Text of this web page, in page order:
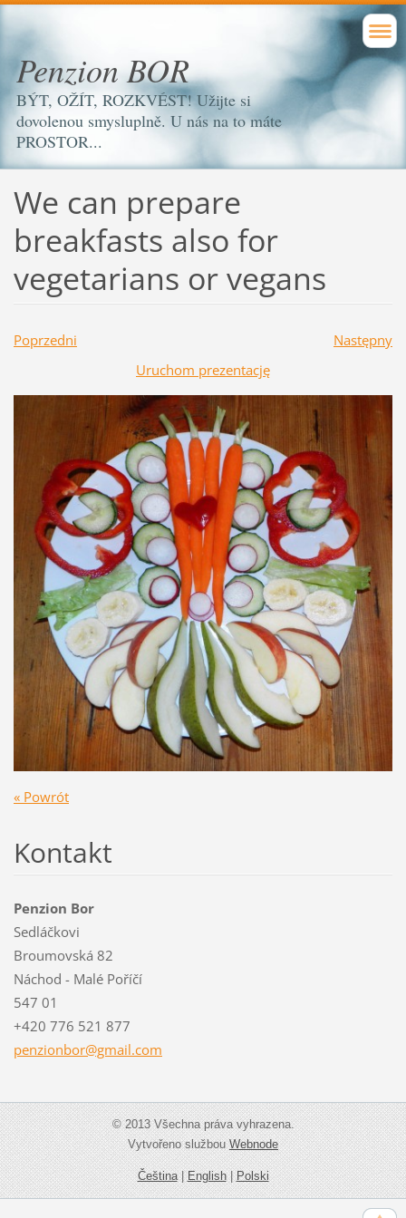
Penzion BOR
BÝT, OŽÍT, ROZKVÉST! Užijte si
dovolenou smysluplně. U nás na to máte
PROSTOR...
We can prepare
breakfasts also for
vegetarians or vegans
Poprzedni
Następny
Uruchom prezentację
« Powrót
Kontakt
Penzion Bor
Sedláčkovi
Broumovská 82
Náchod - Malé Poříčí
547 01
+420 776 521 877
penzionbor@gmail.com
© 2013 Všechna práva vyhrazena.
Vytvořeno službouWebnode
Čeština|English|Polski